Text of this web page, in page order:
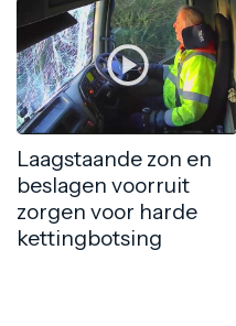
Laagstaande zon en
beslagen voorruit
zorgen voor harde
kettingbotsing